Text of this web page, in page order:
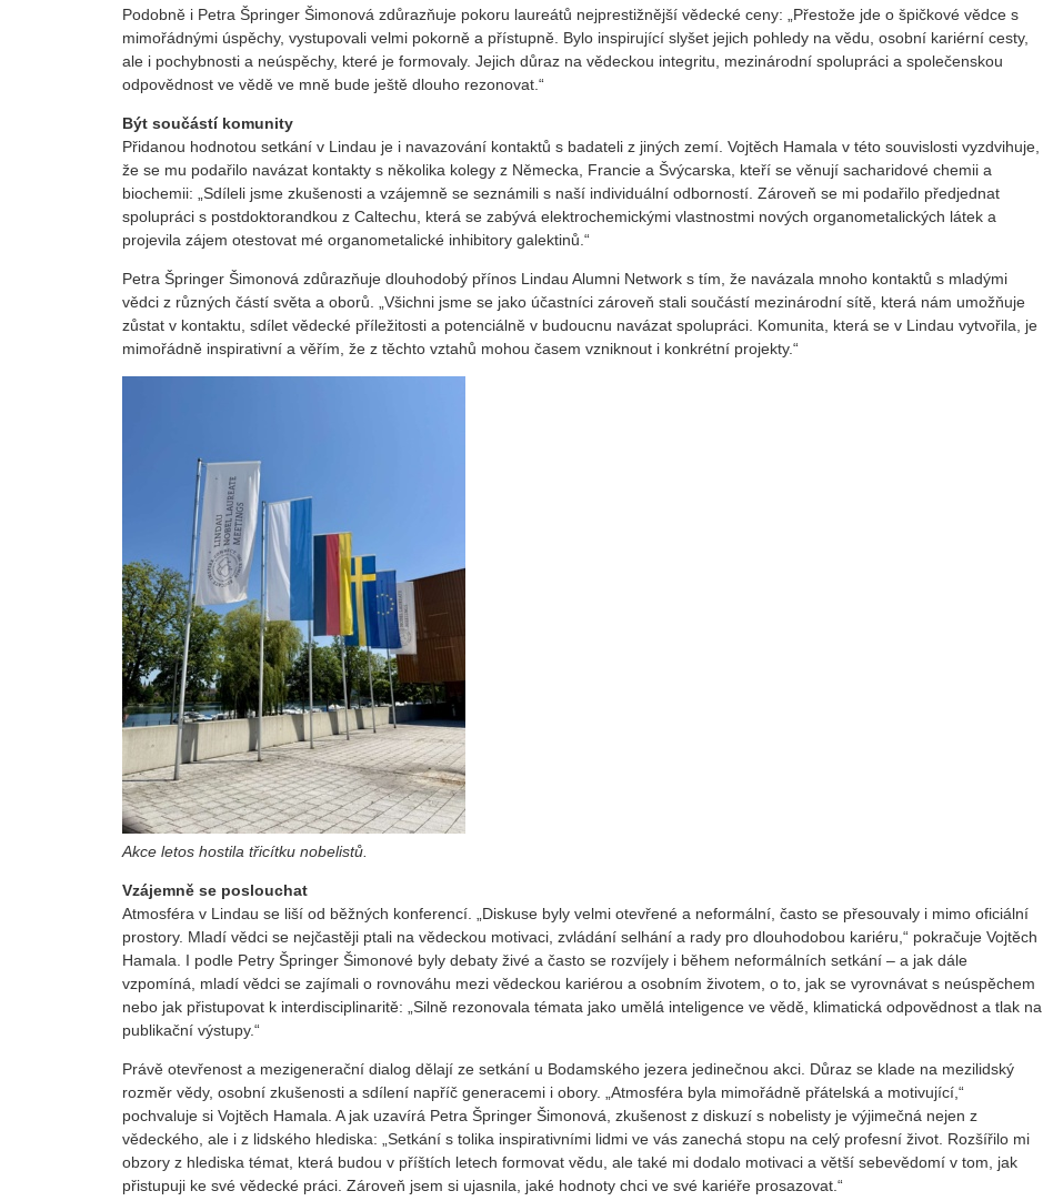
Podobně i Petra Špringer Šimonová zdůrazňuje pokoru laureátů nejprestižnější vědecké ceny: „Přestože jde o špičkové vědce s
mimořádnými úspěchy, vystupovali velmi pokorně a přístupně. Bylo inspirující slyšet jejich pohledy na vědu, osobní kariérní cesty,
ale i pochybnosti a neúspěchy, které je formovaly. Jejich důraz na vědeckou integritu, mezinárodní spolupráci a společenskou
odpovědnost ve vědě ve mně bude ještě dlouho rezonovat.“
Být součástí komunity
Přidanou hodnotou setkání v Lindau je i navazování kontaktů s badateli z jiných zemí. Vojtěch Hamala v této souvislosti vyzdvihuje,
že se mu podařilo navázat kontakty s několika kolegy z Německa, Francie a Švýcarska, kteří se věnují sacharidové chemii a
biochemii: „Sdíleli jsme zkušenosti a vzájemně se seznámili s naší individuální odborností. Zároveň se mi podařilo předjednat
spolupráci s postdoktorandkou z Caltechu, která se zabývá elektrochemickými vlastnostmi nových organometalických látek a
projevila zájem otestovat mé organometalické inhibitory galektinů.“
Petra Špringer Šimonová zdůrazňuje dlouhodobý přínos Lindau Alumni Network s tím, že navázala mnoho kontaktů s mladými
vědci z různých částí světa a oborů. „Všichni jsme se jako účastníci zároveň stali součástí mezinárodní sítě, která nám umožňuje
zůstat v kontaktu, sdílet vědecké příležitosti a potenciálně v budoucnu navázat spolupráci. Komunita, která se v Lindau vytvořila, je
mimořádně inspirativní a věřím, že z těchto vztahů mohou časem vzniknout i konkrétní projekty.“
Akce letos hostila třicítku nobelistů.
Vzájemně se poslouchat
Atmosféra v Lindau se liší od běžných konferencí. „Diskuse byly velmi otevřené a neformální, často se přesouvaly i mimo oficiální
prostory. Mladí vědci se nejčastěji ptali na vědeckou motivaci, zvládání selhání a rady pro dlouhodobou kariéru,“ pokračuje Vojtěch
Hamala. I podle Petry Špringer Šimonové byly debaty živé a často se rozvíjely i během neformálních setkání – a jak dále
vzpomíná, mladí vědci se zajímali o rovnováhu mezi vědeckou kariérou a osobním životem, o to, jak se vyrovnávat s neúspěchem
nebo jak přistupovat k interdisciplinaritě: „Silně rezonovala témata jako umělá inteligence ve vědě, klimatická odpovědnost a tlak na
publikační výstupy.“
Právě otevřenost a mezigenerační dialog dělají ze setkání u Bodamského jezera jedinečnou akci. Důraz se klade na mezilidský
rozměr vědy, osobní zkušenosti a sdílení napříč generacemi i obory. „Atmosféra byla mimořádně přátelská a motivující,“
pochvaluje si Vojtěch Hamala. A jak uzavírá Petra Špringer Šimonová, zkušenost z diskuzí s nobelisty je výjimečná nejen z
vědeckého, ale i z lidského hlediska: „Setkání s tolika inspirativními lidmi ve vás zanechá stopu na celý profesní život. Rozšířilo mi
obzory z hlediska témat, která budou v příštích letech formovat vědu, ale také mi dodalo motivaci a větší sebevědomí v tom, jak
přistupuji ke své vědecké práci. Zároveň jsem si ujasnila, jaké hodnoty chci ve své kariéře prosazovat.“